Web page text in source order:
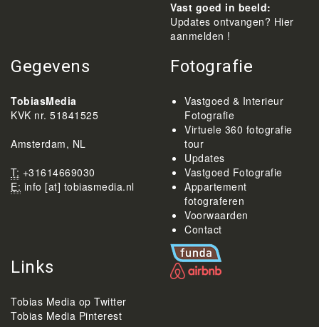
Vast goed in beeld:
Updates ontvangen? Hier
aanmelden !
Gegevens
TobiasMedia
KVK nr. 51841525
Amsterdam, NL
T: +31614669030
E: info [at] tobiasmedia.nl
Fotografie
Vastgoed & Interieur
Fotografie
Virtuele 360 fotografie
tour
Updates
Vastgoed Fotografie
Appartement
fotograferen
Voorwaarden
Contact
Links
Tobias Media op Twitter
Tobias Media Pinterest